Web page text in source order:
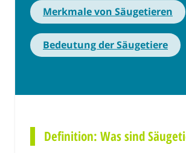
Merkmale von Säugetieren
Bedeutung der Säugetiere
Definition: Was sind